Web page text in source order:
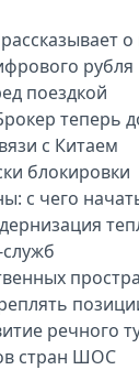
о
рубля
поездкой
теперь
с Китаем
блокировки
с чего
речного
стран ШОС